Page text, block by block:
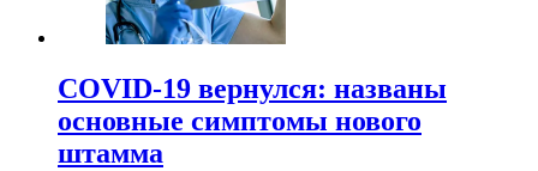
COVID-19 вернулся: названы
основные симптомы нового
штамма